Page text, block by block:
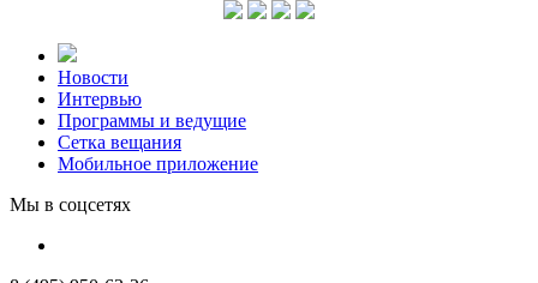
Новости
Интервью
Программы и ведущие
Сетка вещания
Мобильное приложение
Мы в соцсетях